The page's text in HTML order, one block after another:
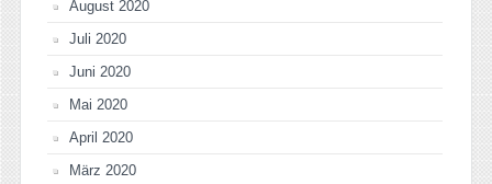
August 2020
Juli 2020
Juni 2020
Mai 2020
April 2020
März 2020